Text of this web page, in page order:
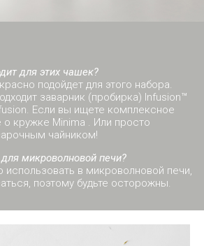
для этих чашек?
подойдет для этого набора.
заварник (пробирка) Infusion™
Если вы ищете комплексное
о кружке Minima . Или просто
чайником!
микроволновой печи?
в микроволновой печи,
поэтому будьте осторожны.